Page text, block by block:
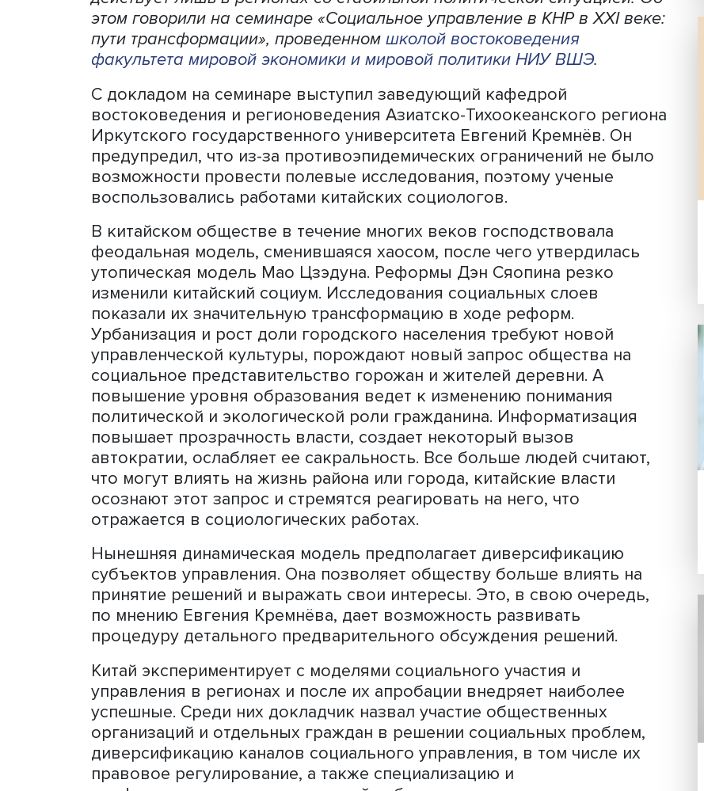
Информатизация, урбанизация, рост уровня образования в КНР
требуют новой управленческой культуры. Власти готовы
диверсифицировать управление, создав систему решения
большинства проблем на низовом уровне. При этом новый
действует лишь в регионах со стабильной политической
этом говорили на семинаре «Социальное управление в КНР в
пути трансформации», проведенномшколой востоковедения
факультета мировой экономики и мировой политики НИУ ВШЭ
С докладом на семинаре выступил заведующий кафедрой
востоковедения и регионоведения Азиатско-Тихоокеанского
Иркутского государственного университета Евгений Кремнёв.
предупредил, что из-за противоэпидемических ограничений не
возможности провести полевые исследования, поэтому ученые
воспользовались работами китайских социологов.
В китайском обществе в течение многих веков господствовала
феодальная модель, сменившаяся хаосом, после чего
утопическая модель Мао Цзэдуна. Реформы Дэн Сяопина
изменили китайский социум. Исследования социальных слоев
показали их значительную трансформацию в ходе реформ.
Урбанизация и рост доли городского населения требуют новой
управленческой культуры, порождают новый запрос общества
социальное представительство горожан и жителей деревни. А
повышение уровня образования ведет к изменению понимания
политической и экологической роли гражданина.
повышает прозрачность власти, создает некоторый вызов
автократии, ослабляет ее сакральность. Все больше людей
что могут влиять на жизнь района или города, китайские власти
осознают этот запрос и стремятся реагировать на него, что
отражается в социологических работах.